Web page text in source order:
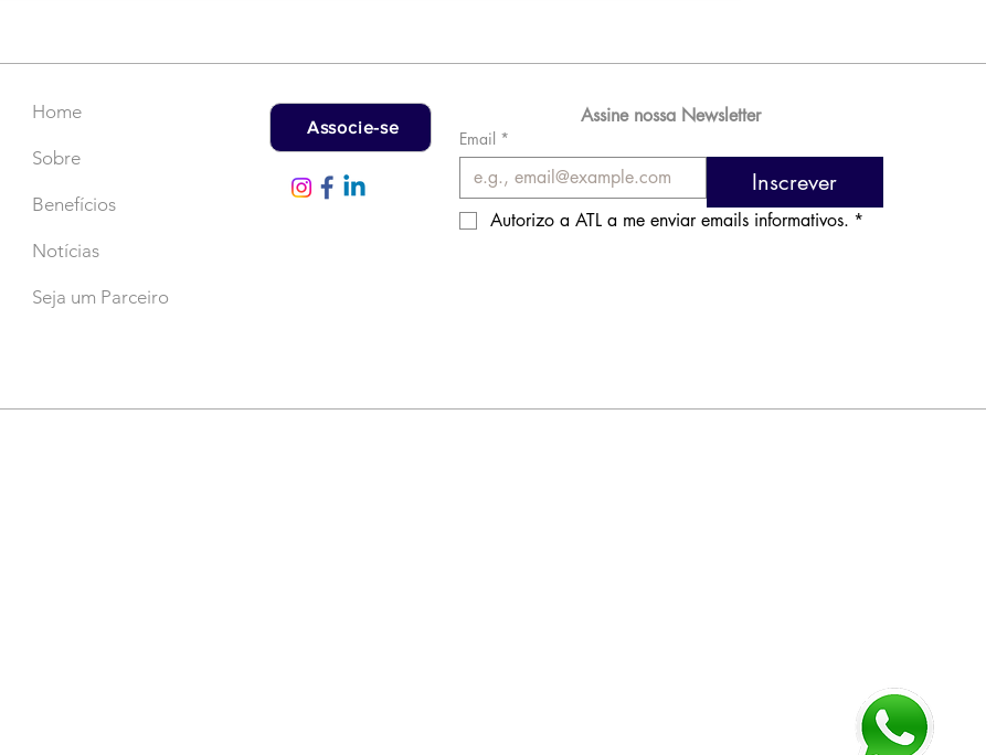
Home
Sobre
Benefícios
Notícias
Seja um Parceiro
Associe-se
Assine nossa Newsletter
Email *
Inscrever
Autorizo a ATL a me enviar emails informativos. *